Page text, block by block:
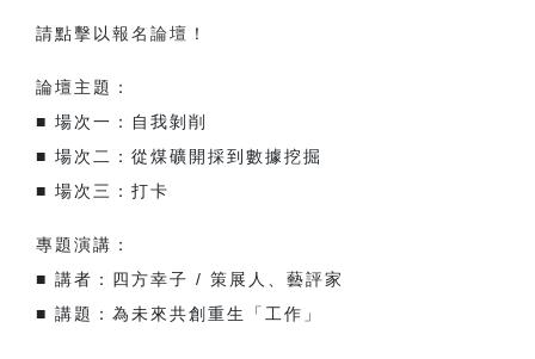
請點擊以報名論壇 ！
論壇主題：
■ 場次一：自我剝削
■ 場次二：從煤礦開採到數據挖掘
■ 場次三：打卡
專題演講：
■ 講者：四方幸子 / 策展人、藝評家
■ 講題：為未來共創重生「工作」